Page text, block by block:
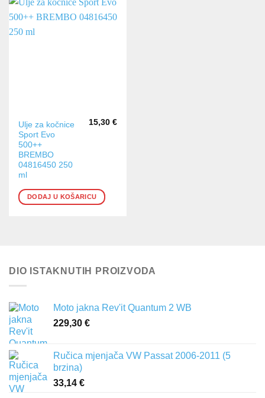
Ulje za kočnice
Sport Evo
500++
BREMBO
04816450 250
ml
15,30 €
DODAJ U KOŠARICU
DIO ISTAKNUTIH PROIZVODA
Moto jakna Rev'it Quantum 2 WB
229,30 €
Ručica mjenjača VW Passat 2006-2011 (5
brzina)
33,14 €